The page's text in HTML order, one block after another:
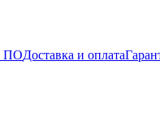
ПОДоставка и оплата